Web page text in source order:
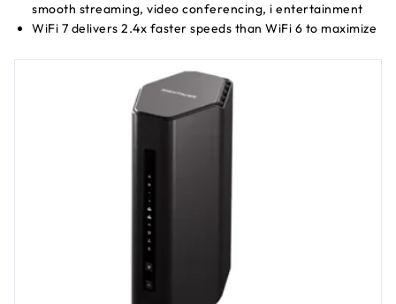
smooth streaming, video conferencing, i entertainment
WiFi 7 delivers 2.4x faster speeds than WiFi 6 to maximize
Sleek new body z smaller footprint i high-performance
antennas dla up to 232 m² of WiFi coverage
2.5 Gig internet Port enables multi-gig speeds z the latest
2x 2.5 Gig i 2x 1 Gig LAN Porty dla fast Przewodowy
NETGEAR routers are secure out of the box i built to stay
that way z automatic firmware updates i industry-leading
safety features to help protect you i your family
provides an automatic shield of security
dla your WiFi. Get real-time protection against hackers i
added privacy z VPN. 1 Rok subscription included.